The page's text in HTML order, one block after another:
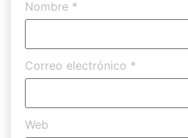
Nombre *
Correo electrónico *
Web